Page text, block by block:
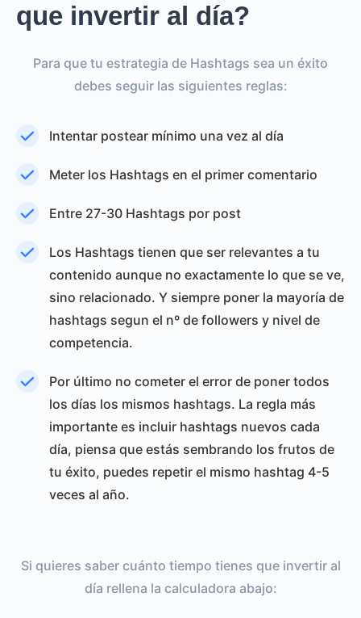
que invertir al día?
Para que tu estrategia de Hashtags sea un éxito
debes seguir las siguientes reglas:
Intentar postear mínimo una vez al día
Meter los Hashtags en el primer comentario
Entre 27-30 Hashtags por post
Los Hashtags tienen que ser relevantes a tu
contenido aunque no exactamente lo que se ve,
sino relacionado. Y siempre poner la mayoría de
hashtags segun el nº de followers y nivel de
competencia.
Por último no cometer el error de poner todos
los días los mismos hashtags. La regla más
importante es incluir hashtags nuevos cada
día, piensa que estás sembrando los frutos de
tu éxito, puedes repetir el mismo hashtag 4-5
veces al año.
Si quieres saber cuánto tiempo tienes que invertir al
día rellena la calculadora abajo: